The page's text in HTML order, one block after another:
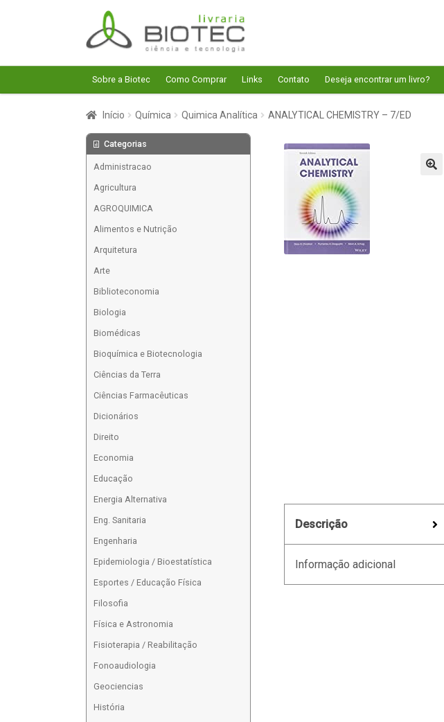
Pular
para
navegação
Pular
para
o
conteúdo
Sobre a Biotec Como Comprar Links Contato Deseja encontrar um livro?
Início Química Quimica Analítica ANALYTICAL CHEMISTRY – 7/ED
Descrição
Informação adicional
Categorias
Administracao
Agricultura
AGROQUIMICA
Alimentos e Nutrição
Arquitetura
Arte
Biblioteconomia
Biologia
Biomédicas
Bioquímica e Biotecnologia
Ciências da Terra
Ciências Farmacêuticas
Dicionários
Direito
Economia
Educação
Energia Alternativa
Eng. Sanitaria
Engenharia
Epidemiologia / Bioestatística
Esportes / Educação Física
Filosofia
Física e Astronomia
Fisioterapia / Reabilitação
Fonoaudiologia
Geociencias
História